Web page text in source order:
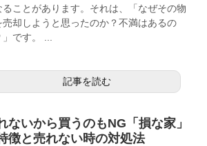
ることがあります。それは、「なぜその物
売却しようと思ったのか？不満はあるの
です。 ...
記事を読む
ないから買うのもNG「損な家」
徴と売れない時の対処法